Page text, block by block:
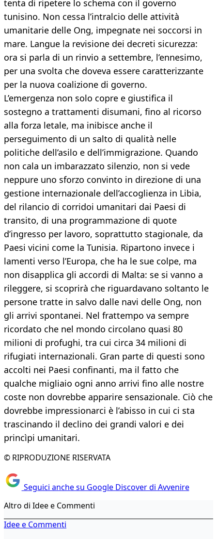
tenta di ripetere lo schema con il governo
tunisino. Non cessa l’intralcio delle attività
umanitarie delle Ong, impegnate nei soccorsi in
mare. Langue la revisione dei decreti sicurezza:
ora si parla di un rinvio a settembre, l’ennesimo,
per una svolta che doveva essere caratterizzante
per la nuova coalizione di governo.
L’emergenza non solo copre e giustifica il
sostegno a trattamenti disumani, fino al ricorso
alla forza letale, ma inibisce anche il
perseguimento di un salto di qualità nelle
politiche dell’asilo e dell’immigrazione. Quando
non cala un imbarazzato silenzio, non si vede
neppure uno sforzo convinto in direzione di una
gestione internazionale dell’accoglienza in Libia,
del rilancio di corridoi umanitari dai Paesi di
transito, di una programmazione di quote
d’ingresso per lavoro, soprattutto stagionale, da
Paesi vicini come la Tunisia. Ripartono invece i
lamenti verso l’Europa, che ha le sue colpe, ma
non disapplica gli accordi di Malta: se si vanno a
rileggere, si scoprirà che riguardavano soltanto le
persone tratte in salvo dalle navi delle Ong, non
gli arrivi spontanei. Nel frattempo va sempre
ricordato che nel mondo circolano quasi 80
milioni di profughi, tra cui circa 34 milioni di
rifugiati internazionali. Gran parte di questi sono
accolti nei Paesi confinanti, ma il fatto che
qualche migliaio ogni anno arrivi fino alle nostre
coste non dovrebbe apparire sensazionale. Ciò che
dovrebbe impressionarci è l’abisso in cui ci sta
trascinando il declino dei grandi valori e dei
princìpi umanitari.
© RIPRODUZIONE RISERVATA
Seguici anche su Google Discover di Avvenire
Altro di Idee e Commenti
Idee e Commenti